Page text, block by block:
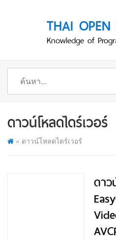
THAI OPEN
Knowledge of
ดาวน์โหลดไดร์เวอร์
» ดาวน์โหลดไดร์เวอร์
ดาว